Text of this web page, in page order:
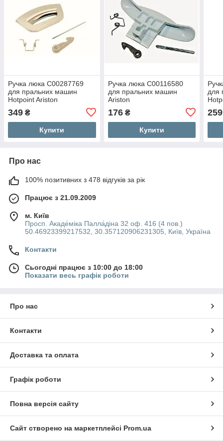
Ручка люка C00287769
для пральних машин
Hotpoint Ariston
349 ₴
Купити
Ручка люка C00116580
для пральних машин
Ariston
176₴
Купити
для
259
Про нас
100% позитивних з 478 відгуків за рік
Працює з 21.09.2009
м. Київ
Просп. Акаде́міка Палла́діна 32 оф. 416 (4 пов.)
50.46923399217532, 30.357120906231305, Київ, Україна
Контакти
Сьогодні працює з 10:00 до 18:00
Показати весь графік роботи
Про нас
Контакти
Доставка та оплата
Графік роботи
Повна версія сайту
Сайт створено на маркетплейсі Prom.ua